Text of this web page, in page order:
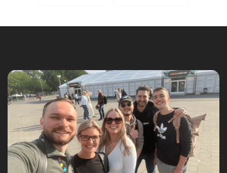
Markus
Markus
Verifizierter Kunde
Festes Shampoo Sandelholz
Hervorragend!
9.8.2026
Michael